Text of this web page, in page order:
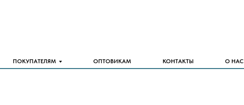
ПОКУПАТЕЛЯМ ОПТОВИКАМ КОНТАКТЫ О НАС